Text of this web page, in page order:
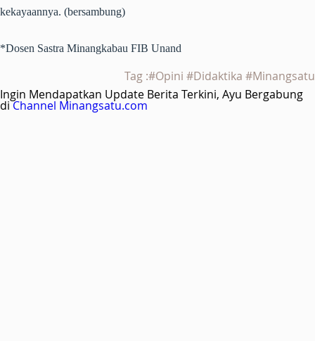
kekayaannya. (bersambung)
*Dosen Sastra Minangkabau FIB Unand
Tag :#Opini #Didaktika #Minangsatu
Ingin Mendapatkan Update Berita Terkini, Ayu Bergabung
diChannel Minangsatu.com